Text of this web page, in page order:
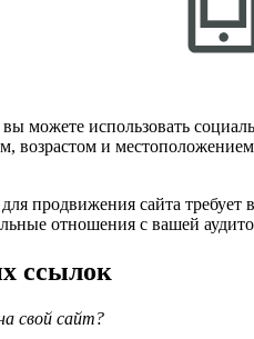
можете использовать
возрастом и
продвижения сайта
отношения с вашей
ссылок
свой сайт?